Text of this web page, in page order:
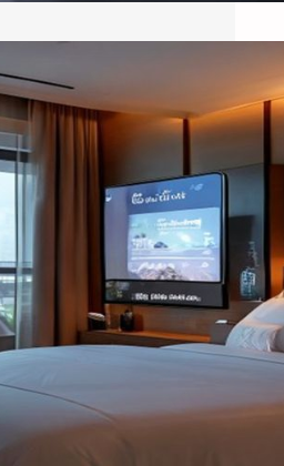
上回到房间，打开电视，50
，最后还是掏出手机看短视
商务客人的日常。 …